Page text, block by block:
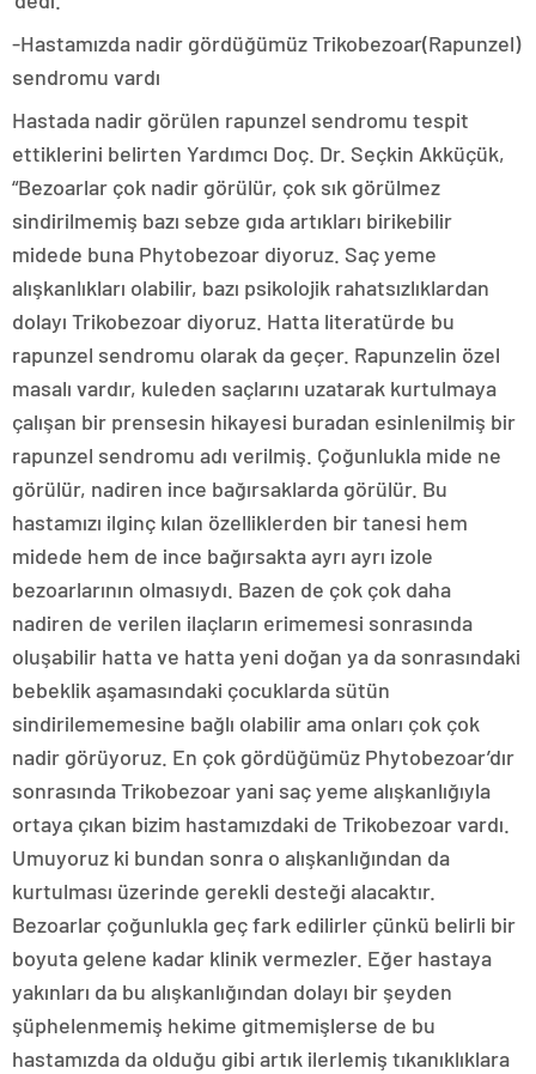
-Hastamızda nadir gördüğümüz Trikobezoar(Rapunzel)
sendromu vardı
Hastada nadir görülen rapunzel sendromu tespit
ettiklerini belirten Yardımcı Doç. Dr. Seçkin Akküçük,
“Bezoarlar çok nadir görülür, çok sık görülmez
sindirilmemiş bazı sebze gıda artıkları birikebilir
midede buna Phytobezoar diyoruz. Saç yeme
alışkanlıkları olabilir, bazı psikolojik rahatsızlıklardan
dolayı Trikobezoar diyoruz. Hatta literatürde bu
rapunzel sendromu olarak da geçer. Rapunzelin özel
masalı vardır, kuleden saçlarını uzatarak kurtulmaya
çalışan bir prensesin hikayesi buradan esinlenilmiş bir
rapunzel sendromu adı verilmiş. Çoğunlukla mide ne
görülür, nadiren ince bağırsaklarda görülür. Bu
hastamızı ilginç kılan özelliklerden bir tanesi hem
midede hem de ince bağırsakta ayrı ayrı izole
bezoarlarının olmasıydı. Bazen de çok çok daha
nadiren de verilen ilaçların erimemesi sonrasında
oluşabilir hatta ve hatta yeni doğan ya da sonrasındaki
bebeklik aşamasındaki çocuklarda sütün
sindirilememesine bağlı olabilir ama onları çok çok
nadir görüyoruz. En çok gördüğümüz Phytobezoar’dır
sonrasında Trikobezoar yani saç yeme alışkanlığıyla
ortaya çıkan bizim hastamızdaki de Trikobezoar vardı.
Umuyoruz ki bundan sonra o alışkanlığından da
kurtulması üzerinde gerekli desteği alacaktır.
Bezoarlar çoğunlukla geç fark edilirler çünkü belirli bir
boyuta gelene kadar klinik vermezler. Eğer hastaya
yakınları da bu alışkanlığından dolayı bir şeyden
şüphelenmemiş hekime gitmemişlerse de bu
hastamızda da olduğu gibi artık ilerlemiş tıkanıklıklara